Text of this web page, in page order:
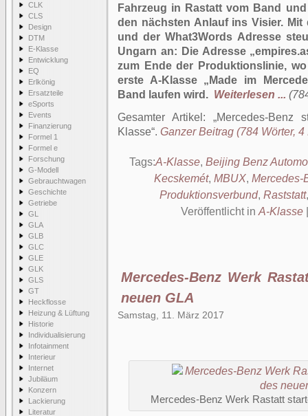
CLK
CLS
Design
DTM
E-Klasse
Entwicklung
EQ
Erlkönig
Ersatzteile
eSports
Events
Finanzierung
Formel 1
Formel e
Forschung
G-Modell
Gebrauchtwagen
Geschichte
Getriebe
GL
GLA
GLB
GLC
GLE
GLK
GLS
GT
Heckflosse
Heizung & Lüftung
Historie
Individualisierung
Infotainment
Interieur
Internet
Jubiläum
Konzern
Lackierung
Literatur
Fahrzeug in Rastatt vom Band
den nächsten Anlauf ins Visier. Mit
und der What3Words Adresse
Ungarn an: Die Adresse
zum Ende der Produktionslinie,
erste A-Klasse „Made im
Band laufen wird. Weiterlesen ...
Gesamter Artikel: Mercedes-Benz
Klasse . Ganzer Beitrag (784 Wörter, 4
Tags:A-Klasse, Beijing Benz
Kecskemét, MBUX, Mercedes-
Produktionsverbund, Raststatt
Veröffentlicht in A-Klasse
Mercedes-Benz Werk
neuen GLA
Samstag, 11. März 2017
Mercedes-Benz Werk Rastatt